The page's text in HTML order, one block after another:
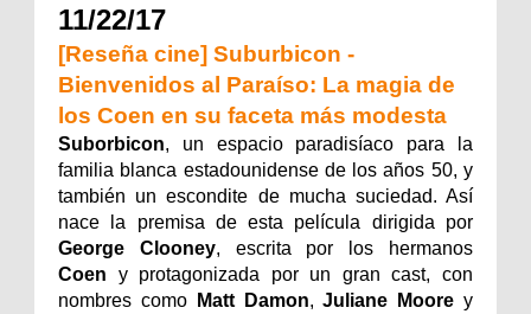
11/22/17
[Reseña cine] Suburbicon -
Bienvenidos al Paraíso: La magia de
los Coen en su faceta más modesta
Suborbicon, un espacio paradisíaco para la
familia blanca estadounidense de los años 50, y
también un escondite de mucha suciedad. Así
nace la premisa de esta película dirigida por
George Clooney, escrita por los hermanos
Coen y protagonizada por un gran cast, con
nombres como
Matt Damon,Juliane Moore y